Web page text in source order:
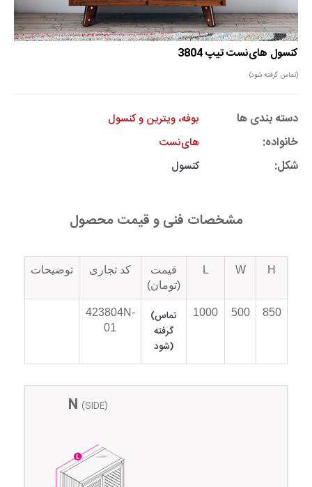
کنسول های‌نست تیپ 3804
(تماس گرفته شود)
دسته بندی ها بوفه، ویترین و کنسول
خانواده: های‌نست
شکل: کنسول
مشخصات فنی و قیمت محصول
H
W
L
قیمت
(تومان)
کد تجاری توضیحات
850
500
1000
(تماس
گرفته
شود)
423804N-
01
N (SIDE)